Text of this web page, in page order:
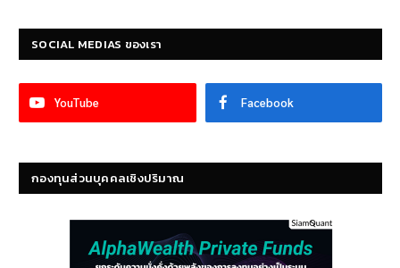
SOCIAL MEDIAS ของเรา
YouTube Facebook
กองทุนส่วนบุคคลเชิงปริมาณ